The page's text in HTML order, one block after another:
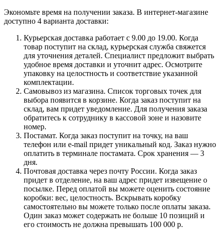
Экономьте время на получении заказа. В интернет-магазине
доступно 4 варианта доставки:
Курьерская доставка работает с 9.00 до 19.00. Когда
товар поступит на склад, курьерская служба свяжется
для уточнения деталей. Специалист предложит выбрать
удобное время доставки и уточнит адрес. Осмотрите
упаковку на целостность и соответствие указанной
комплектации.
Самовывоз из магазина. Список торговых точек для
выбора появится в корзине. Когда заказ поступит на
склад, вам придет уведомление. Для получения заказа
обратитесь к сотруднику в кассовой зоне и назовите
номер.
Постамат. Когда заказ поступит на точку, на ваш
телефон или e-mail придет уникальный код. Заказ нужно
оплатить в терминале постамата. Срок хранения — 3
дня.
Почтовая доставка через почту России. Когда заказ
придет в отделение, на ваш адрес придет извещение о
посылке. Перед оплатой вы можете оценить состояние
коробки: вес, целостность. Вскрывать коробку
самостоятельно вы можете только после оплаты заказа.
Один заказ может содержать не больше 10 позиций и
его стоимость не должна превышать 100 000 р.